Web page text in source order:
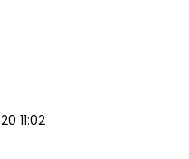
11:02